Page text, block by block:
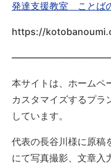
発達支援教室 ことば
https://
本サイトは、ホームペ
カスタマイズするプラ
しています。
代表の長谷川様に原稿
にて写真撮影、文章入